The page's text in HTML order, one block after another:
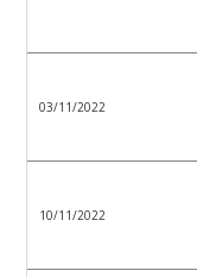
03/11/2022
10/11/2022